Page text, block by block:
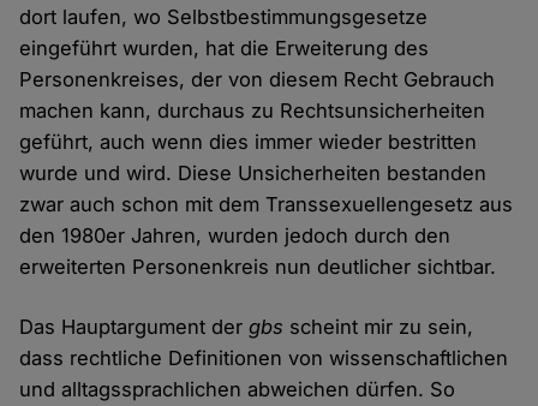
dort laufen, wo Selbstbestimmungsgesetze
eingeführt wurden, hat die Erweiterung des
Personenkreises, der von diesem Recht Gebrauch
machen kann, durchaus zu Rechtsunsicherheiten
geführt, auch wenn dies immer wieder bestritten
wurde und wird. Diese Unsicherheiten bestanden
zwar auch schon mit dem Transsexuellengesetz aus
den 1980er Jahren, wurden jedoch durch den
erweiterten Personenkreis nun deutlicher sichtbar.
Das Hauptargument der gbs scheint mir zu sein,
dass rechtliche Definitionen von wissenschaftlichen
und alltagssprachlichen abweichen dürfen. So